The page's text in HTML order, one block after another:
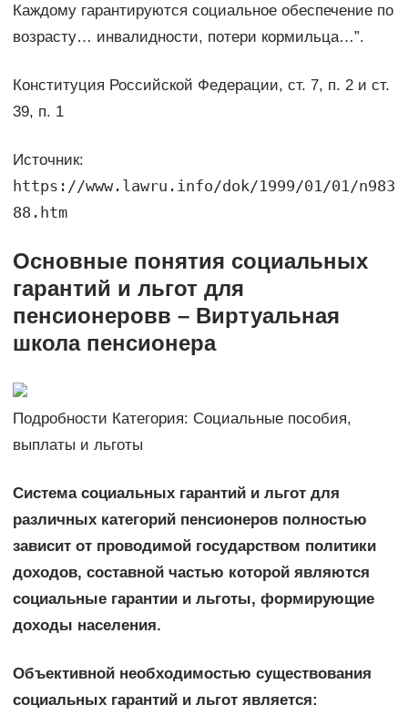
Каждому гарантируются социальное обеспечение по
возрасту… инвалидности, потери кормильца…”.
Конституция Российской Федерации, ст. 7, п. 2 и ст.
39, п. 1
Источник:
https://www.lawru.info/dok/1999/01/01/n983
88.htm
Основные понятия социальных
гарантий и льгот для
пенсионеровв – Виртуальная
школа пенсионера
Подробности Категория: Социальные пособия,
выплаты и льготы
Система социальных гарантий и льгот для
различных категорий пенсионеров полностью
зависит от проводимой государством политики
доходов, составной частью которой являются
социальные гарантии и льготы, формирующие
доходы населения.
Объективной необходимостью существования
социальных гарантий и льгот является: